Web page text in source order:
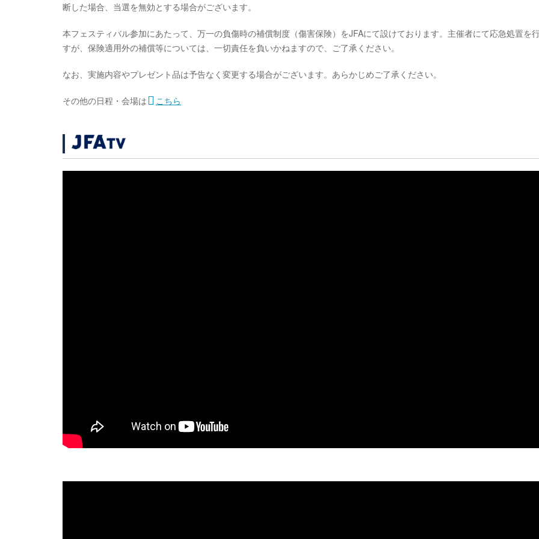
断した場合、当選を無効とする場合がございます。
本フェスティバル参加にあたって、万一の負傷時の補償制度（傷害保険）をJFAにて設けております。主催者にて応急処置を
すが、保険適用外の補償等については、一切責任を負いかねますので、ご了承ください。
なお、実施内容やプレゼント品は予告なく変更する場合がございます。あらかじめご了承ください。
その他の日程・会場は こちら